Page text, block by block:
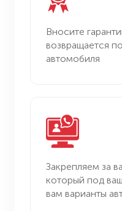
Вносите
возвращается
автомобиля
Закрепляем за
который под
вам варианты